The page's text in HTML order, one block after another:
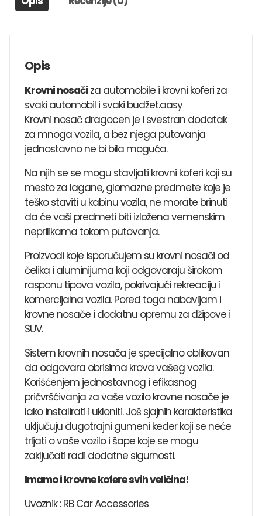
Opis
Krovni nosači za automobile i krovni koferi za
svaki automobil i svaki budžet.aasy
Krovni nosač dragocen je i svestran dodatak
za mnoga vozila, a bez njega putovanja
jednostavno ne bi bila moguća.
Na njih se se mogu stavljati krovni koferi koji su
mesto za lagane, glomazne predmete koje je
teško staviti u kabinu vozila, ne morate brinuti
da će vaši predmeti biti izložena vemenskim
neprilikama tokom putovanja.
Proizvodi koje isporučujem su krovni nosači od
čelika i aluminijuma koji odgovaraju širokom
rasponu tipova vozila, pokrivajući rekreaciju i
komercijalna vozila. Pored toga ​​nabavljam i
krovne nosače i dodatnu opremu za džipove i
SUV.
Sistem krovnih nosača je specijalno oblikovan
da odgovara obrisima krova vašeg vozila.
Korišćenjem jednostavnog i efikasnog
pričvršćivanja za vaše vozilo krovne nosače je
lako instalirati i ukloniti. Još sjajnih karakteristika
uključuju dugotrajni gumeni keder koji se neće
trljati o vaše vozilo i šape koje se mogu
zaključati radi dodatne sigurnosti.
Imamo i krovne kofere svih veličina!
Uvoznik : RB Car Accessories